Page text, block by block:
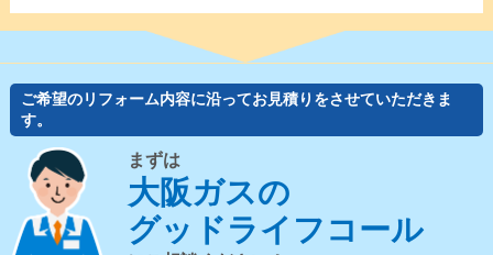
ご希望のリフォーム内容に沿ってお見積りをさせていただきま
す。
まずは
大阪ガスの
グッドライフコール